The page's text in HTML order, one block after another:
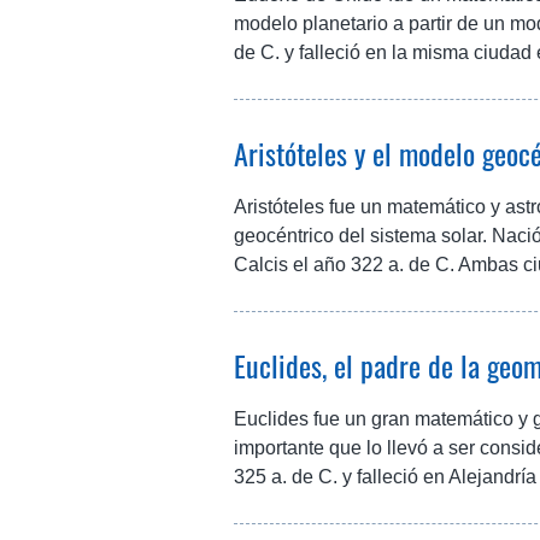
modelo planetario a partir de un
de C. y falleció en la misma ciudad
Aristóteles y el modelo
Aristóteles fue un matemático y
geocéntrico del sistema solar.
Calcis el año 322 a. de C. Ambas
Euclides, el padre de la
Euclides fue un gran matemático y
importante que lo llevó a ser
325 a. de C. y falleció en